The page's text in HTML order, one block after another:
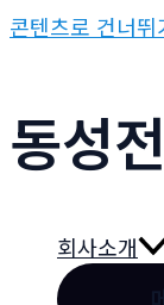
콘텐츠로 건너뛰
동성
회사소개